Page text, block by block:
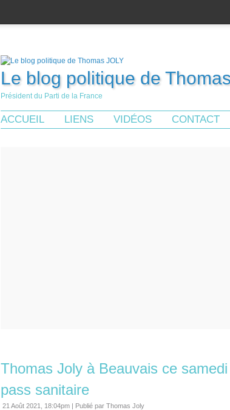
Le blog politique de
Président du Parti de la France
ACCUEIL LIENS VIDÉOS CONTACT
Thomas Joly à Beauvais ce
pass sanitaire
21 Août 2021, 18:04pm | Publié par Thomas Joly